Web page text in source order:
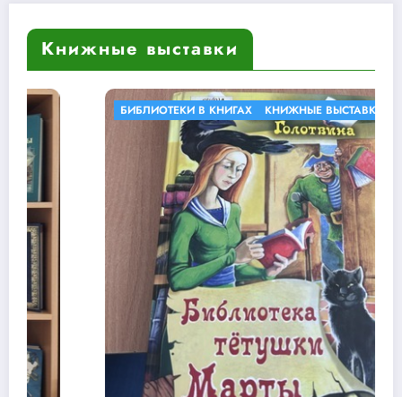
Книжные выставки
БИБЛИОТЕКИ В КНИГАХ КНИЖНЫЕ ВЫСТАВКИ